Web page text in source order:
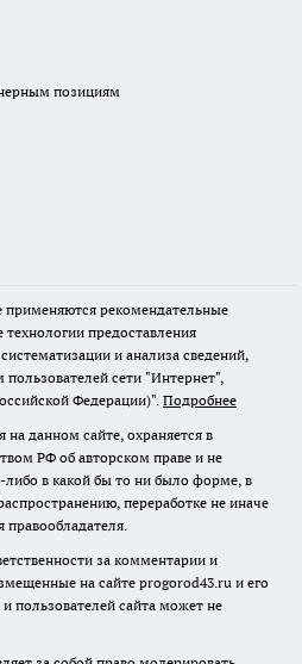
позициям
рекомендательные
предоставления
и анализа сведений,
сети "Интернет",
Федерации)". Подробнее
данном сайте, охраняется в
РФ об авторском праве и не
в какой бы то ни было форме, в
переработке не иначе
правообладателя.
за комментарии и
на сайте progorod43.ru и его
пользователей сайта может не